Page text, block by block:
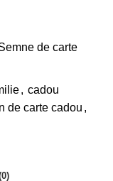
de carte
, cadou
de carte cadou ,